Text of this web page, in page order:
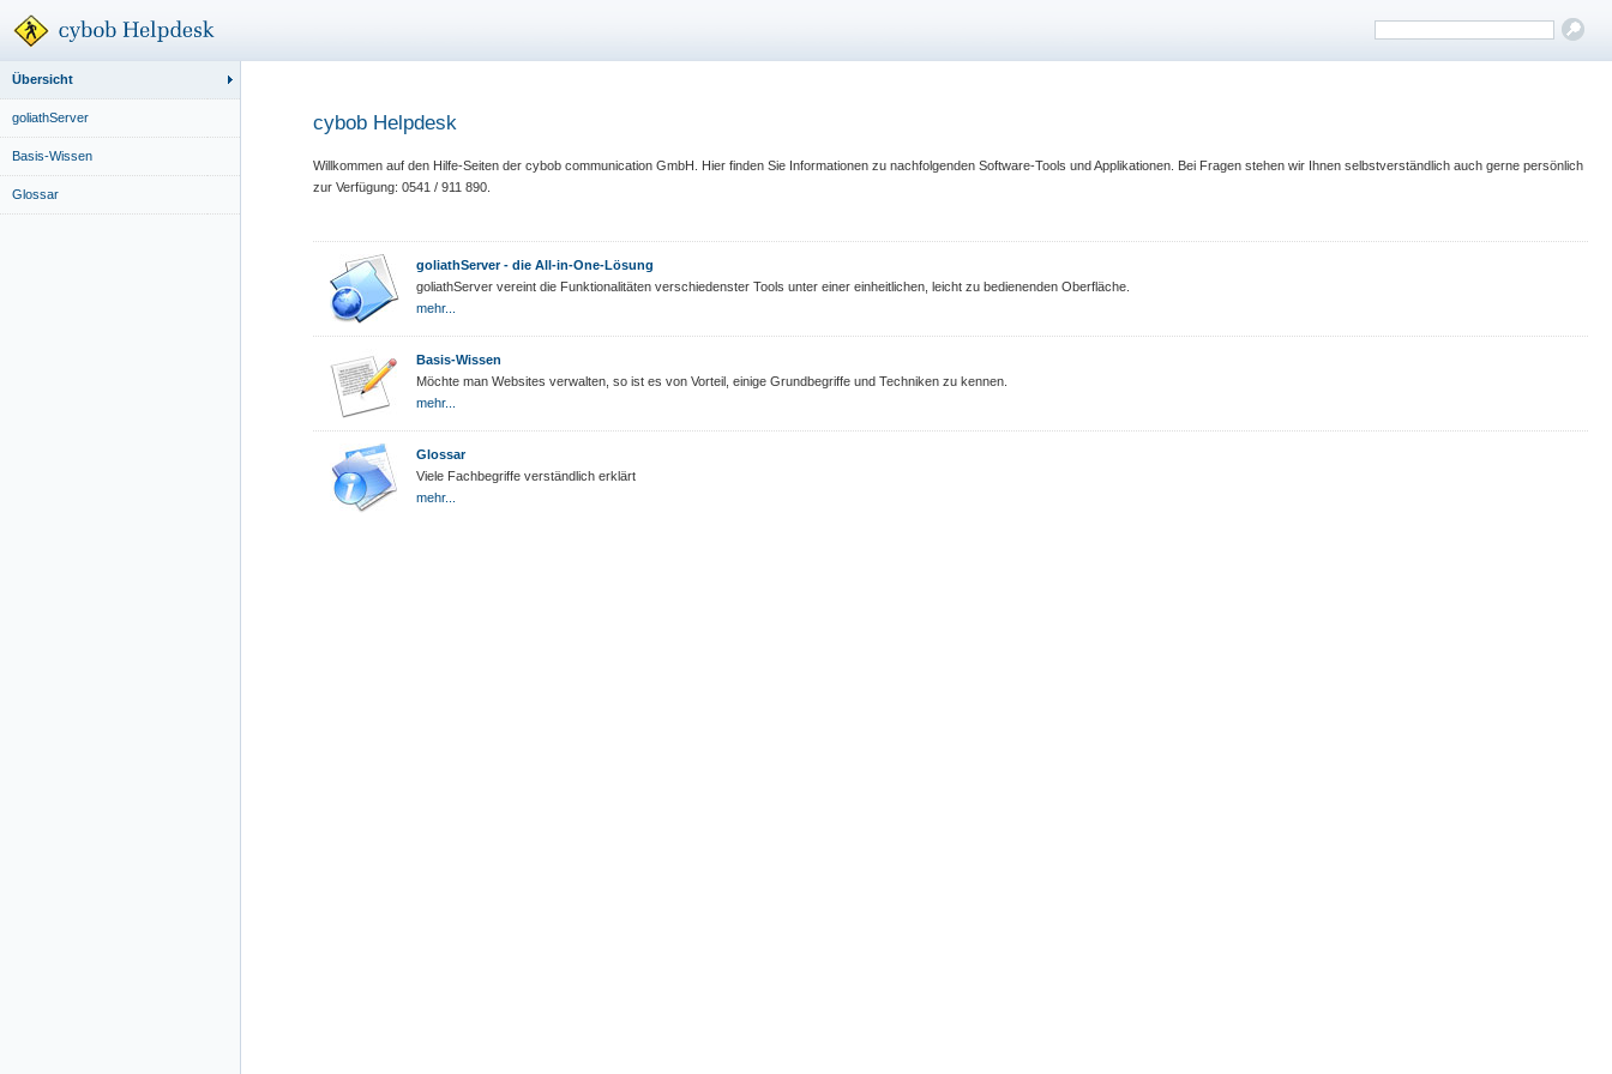
Übersicht
goliathServer
Basis-Wissen
Glossar
cybob Helpdesk
Willkommen auf den Hilfe-Seiten der cybob communication GmbH. Hier finden Sie Informationen zu nachfolgenden Software-Tools und Applikationen. Bei Fragen stehen wir Ihnen selbstverständlich auch gerne persönlich
zur Verfügung: 0541 / 911 890.
goliathServer - die All-in-One-Lösung
goliathServer vereint die Funktionalitäten verschiedenster Tools unter einer einheitlichen, leicht zu bedienenden Oberfläche.
mehr...
Basis-Wissen
Möchte man Websites verwalten, so ist es von Vorteil, einige Grundbegriffe und Techniken zu kennen.
mehr...
Glossar
Viele Fachbegriffe verständlich erklärt
mehr...